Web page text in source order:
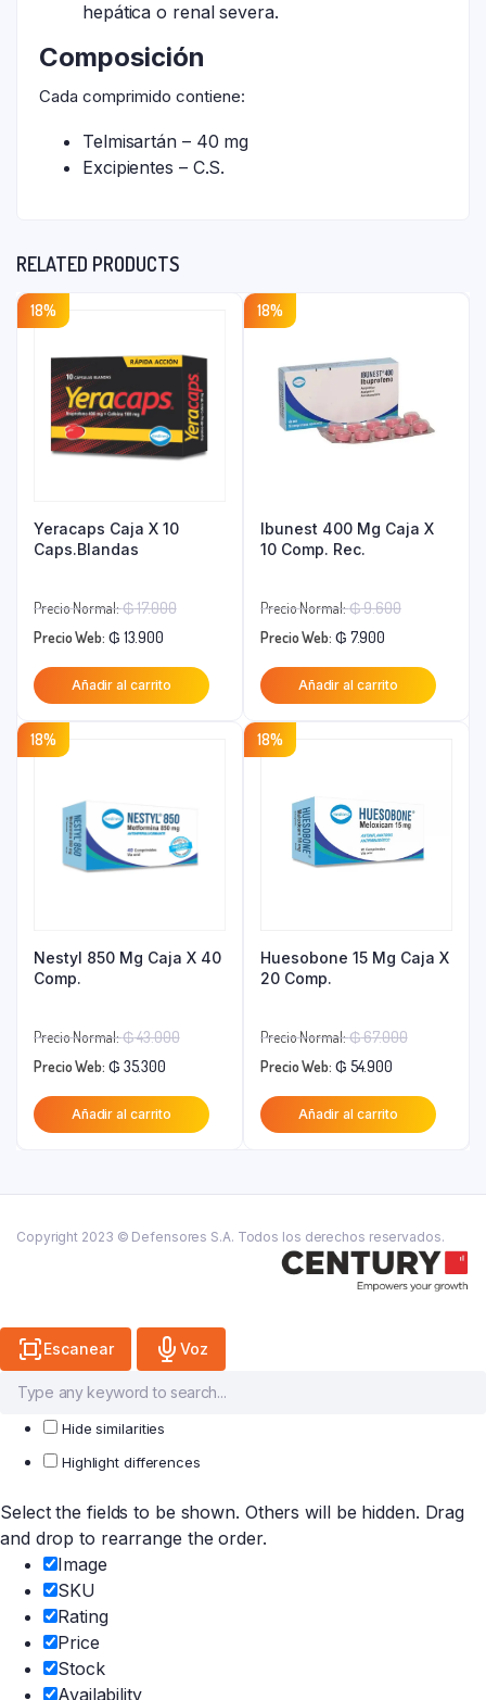
hepática o renal severa.
Composición
Cada comprimido contiene:
Telmisartán – 40 mg
Excipientes – C.S.
RELATED PRODUCTS
18%
Yeracaps Caja X 10
Caps.Blandas
Precio Normal:₲17.000El
original
era:
₲ 17.000.
Precio Web: ₲ 13.900
precio
actual
Añadir al carrito
18%
Ibunest 400 Mg Caja X
10 Comp. Rec.
Precio Normal:₲9.600El
original
era:
Precio Web: ₲ 7.900
precio
actual
Añadir al carrito
18%
Nestyl 850 Mg Caja X 40
Comp.
Precio Normal:₲43.000El
original
era:
Precio Web: ₲ 35.300
precio
actual
Añadir al carrito
18%
Huesobone 15 Mg Caja X
20 Comp.
Precio Normal:₲67.000El
original
era:
Precio Web: ₲ 54.900
precio
actual
Añadir al carrito
Copyright 2023 © Defensores S.A. Todos los derechos reservados.
Escanear Voz
Hide similarities
Highlight differences
Select the fields to be shown. Others will be hidden. Drag
and drop to rearrange the order.
Image
SKU
Rating
Price
Stock
Availability